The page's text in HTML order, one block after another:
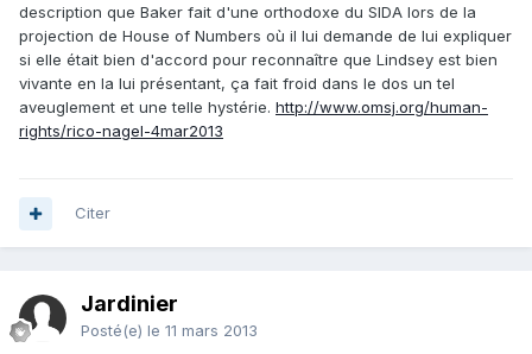
description que Baker fait d'une orthodoxe du SIDA lors de la
projection de House of Numbers où il lui demande de lui expliquer
si elle était bien d'accord pour reconnaître que Lindsey est bien
vivante en la lui présentant, ça fait froid dans le dos un tel
aveuglement et une telle hystérie. http://www.omsj.org/human-
rights/rico-nagel-4mar2013
Citer
Jardinier
Posté(e) le 11 mars 2013